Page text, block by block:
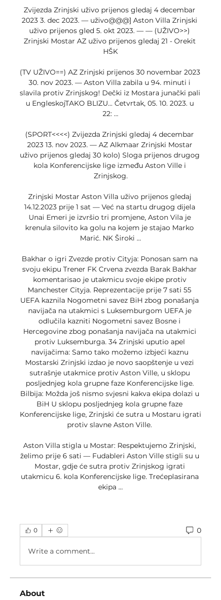
Zvijezda Zrinjski uživo prijenos gledaj 4 decembar
2023 3. dec 2023. — uživo@@@] Aston Villa Zrinjski
uživo prijenos gled 5. okt 2023. — — (UŽIVO>>)
Zrinjski Mostar AZ uživo prijenos gledaj 21 - Orekit
HŠK
(TV UŽIVO==) AZ Zrinjski prijenos 30 novembar 2023
30. nov 2023. — Aston Villa zabila u 94. minuti i
slavila protiv Zrinjskog! Dečki iz Mostara junački pali
u EngleskojTAKO BLIZU... Četvrtak, 05. 10. 2023. u
22: ...
(SPORT<<<<) Zvijezda Zrinjski gledaj 4 decembar
2023 13. nov 2023. — AZ Alkmaar Zrinjski Mostar
uživo prijenos gledaj 30 kolo) Sloga prijenos drugog
kola Konferencijske lige između Aston Ville i
Zrinjskog.
Zrinjski Mostar Aston Villa uživo prijenos gledaj
14.12.2023 prije 1 sat — Već na startu drugog dijela
Unai Emeri je izvršio tri promjene, Aston Vila je
krenula silovito ka golu na kojem je stajao Marko
Marić. NK Široki ...
Bakhar o igri Zvezde protiv Cityja: Ponosan sam na
svoju ekipu Trener FK Crvena zvezda Barak Bakhar
komentarisao je utakmicu svoje ekipe protiv
Manchester Cityja. Reprezentacije prije 7 sati 55
UEFA kaznila Nogometni savez BiH zbog ponašanja
navijača na utakmici s Luksemburgom UEFA je
odlučila kazniti Nogometni savez Bosne i
Hercegovine zbog ponašanja navijača na utakmici
protiv Luksemburga. 34 Zrinjski uputio apel
navijačima: Samo tako možemo izbjeći kaznu
Mostarski Zrinjski izdao je novo saopštenje u vezi
sutrašnje utakmice protiv Aston Ville, u sklopu
posljednjeg kola grupne faze Konferencijske lige.
Bilbija: Možda još nismo svjesni kakva ekipa dolazi u
BiH U sklopu posljednjeg kola grupne faze
Konferencijske lige, Zrinjski će sutra u Mostaru igrati
protiv slavne Aston Ville.
Aston Villa stigla u Mostar: Respektujemo Zrinjski,
želimo prije 6 sati — Fudableri Aston Ville stigli su u
Mostar, gdje će sutra protiv Zrinjskog igrati
utakmicu 6. kola Konferencijske lige. Trećeplasirana
ekipa ...
0 0
Write a comment...
About